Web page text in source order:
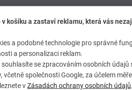
košíku a zastaví reklamu, která vás
a podobné technologie pro správné
a personalizaci reklam.
souhlasíte se zpracováním osobních údajů
včetně společnosti Google, za účelem
vZásadách ochrany osobních údajů.